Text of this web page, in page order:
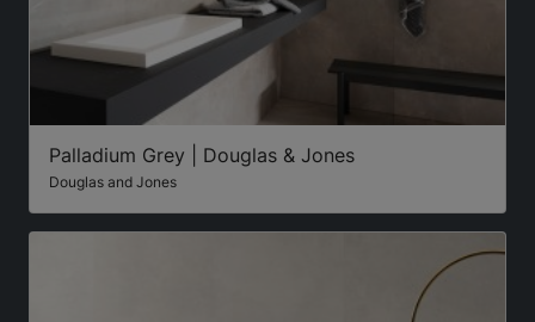
Palladium Grey | Douglas & Jones
Douglas and Jones